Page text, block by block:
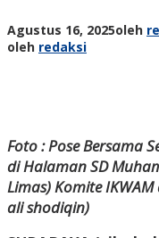
Agustus 16, 2025oleh
oleh redaksi
Foto : Pose Bersama
di Halaman SD
Limas) Komite
ali shodiqin)